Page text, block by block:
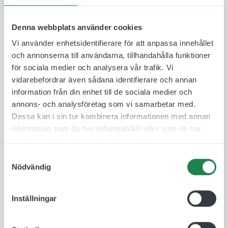
Denna webbplats använder cookies
Vi använder enhetsidentifierare för att anpassa innehållet
och annonserna till användarna, tillhandahålla funktioner
för sociala medier och analysera vår trafik. Vi
vidarebefordrar även sådana identifierare och annan
information från din enhet till de sociala medier och
annons- och analysföretag som vi samarbetar med.
Dessa kan i sin tur kombinera informationen med annan
information som du har tillhandahållit eller som de har
Nödvändig
Inställningar
Våra Taktila Piktogram är tillverkade i en
ljusabsorberande och icke reflekterande
akrylplast, speciellt framtaget för att optimera
läsbarheten. Materialet uppfyller Myndigheten för
Delaktighet (MFD) krav gällande
tillgänglighetsanpassning. När vi tar fram taktila
skyltar förhåller vi oss till standarder för
tillgänglighetsanpassning (ADA) där det bland
annat beskrivs hur tecken och symboler ska vara
Materialet är återvinningsbart och finns att få i
man vill ha raka eller runda hörn.